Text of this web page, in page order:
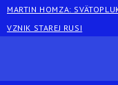
MARTIN HOMZA:
VZNIK STAREJ RUSI